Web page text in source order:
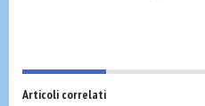
Articoli correlati